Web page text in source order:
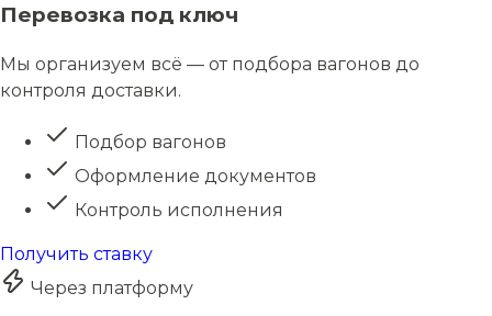
Перевозка под ключ
Мы организуем всё — от подбора вагонов до
контроля доставки.
Подбор вагонов
Оформление документов
Контроль исполнения
Получить ставку
Через платформу